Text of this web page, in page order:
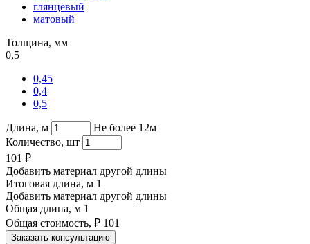
глянцевый
матовый
Толщина, мм
0,5
0,45
0,4
0,5
Длина, м
Не более 12м
Количество, шт
101 ₽
Добавить материал другой длины
Итоговая длина, м 1
Добавить материал другой длины
Общая длина, м 1
Общая стоимость, ₽ 101
Заказать консультацию